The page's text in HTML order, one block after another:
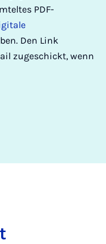
PDF-
Den Link
zugeschickt, wenn